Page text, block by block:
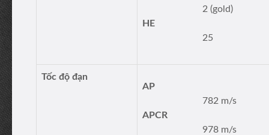
2 (gold)
HE
25
Tốc độ đạn
AP
782 m/s
APCR
978 m/s